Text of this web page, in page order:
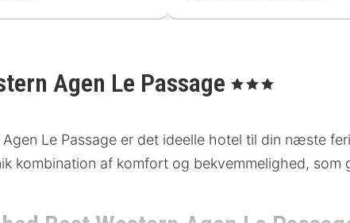
Agen Le Passage , 3 Stjerner
Agen Le Passage er det ideelle hotel til din næste
kombination af komfort og bekvemmelighed,